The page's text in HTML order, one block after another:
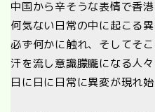
中国から辛そうな表情で香
何気ない日常の中に起こる異
必ず何かに触れ、そしてそこ
汗を流し意識朦朧になる人
日に日に日常に異変が現れ